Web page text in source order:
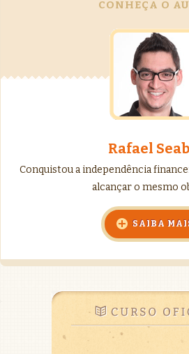
CONHEÇA O
Rafael
Conquistou a independência
alcançar o mesmo
SAIBA